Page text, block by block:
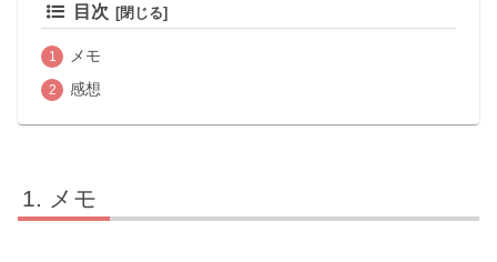
目次
メモ
感想
メモ